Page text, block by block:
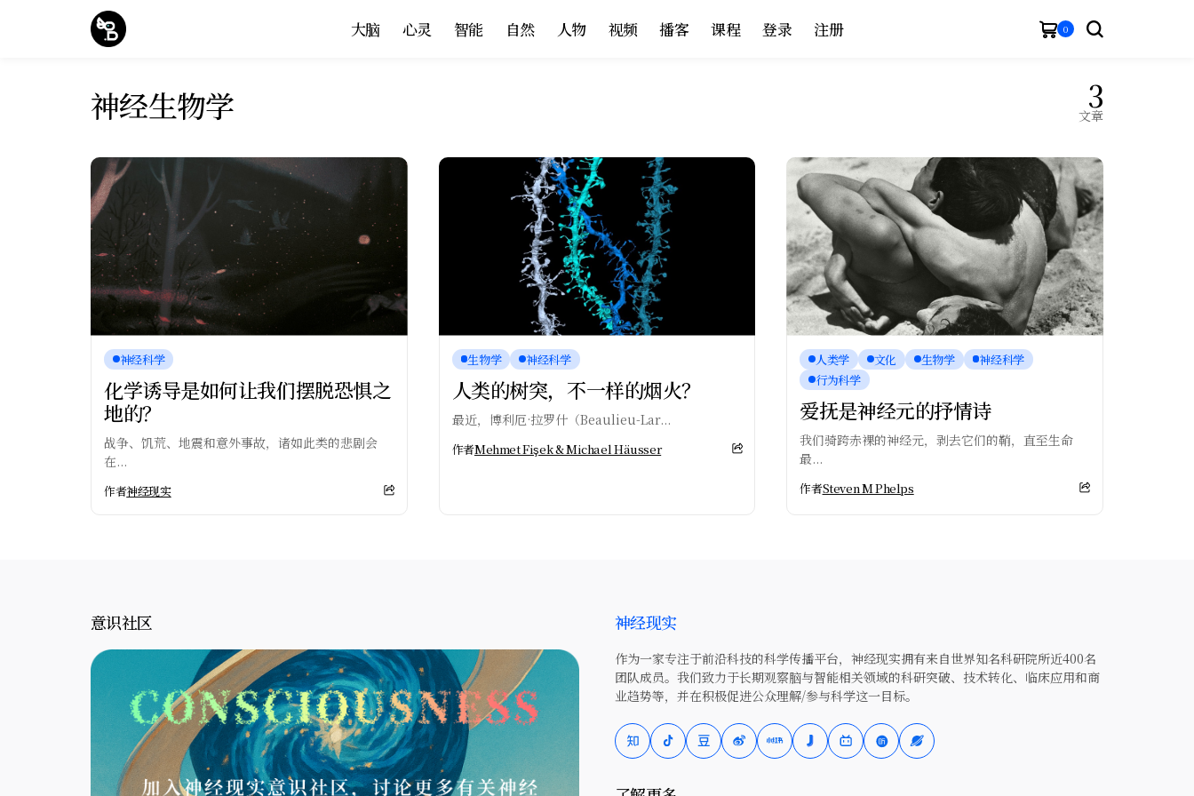
大脑 心灵 智能 自然 人物 视频 播客 课程 登录 注册 0
神经生物学 3
文章
神经科学
化学诱导是如何让我们摆脱恐惧之
地的？
战争、饥荒、地震和意外事故，诸如此类的悲剧会
在...
作者神经现实
生物学 神经科学
人类的树突，不一样的烟火？
最近，博利厄·拉罗什（Beaulieu-Lar...
作者Mehmet Fişek & Michael Häusser
人类学 文化 生物学
神经科学
行为科学
爱抚是神经元的抒情诗
我们骑跨赤裸的神经元，剥去它们的鞘，直至生命
最...
作者Steven M Phelps
意识社区 神经现实
作为一家专注于前沿科技的科学传播平台，神经现实拥有来自世界知名科研院所近400名
团队成员。我们致力于长期观察脑与智能相关领域的科研突破、技术转化、临床应用和商
业趋势等，并在积极促进公众理解/参与科学这一目标。